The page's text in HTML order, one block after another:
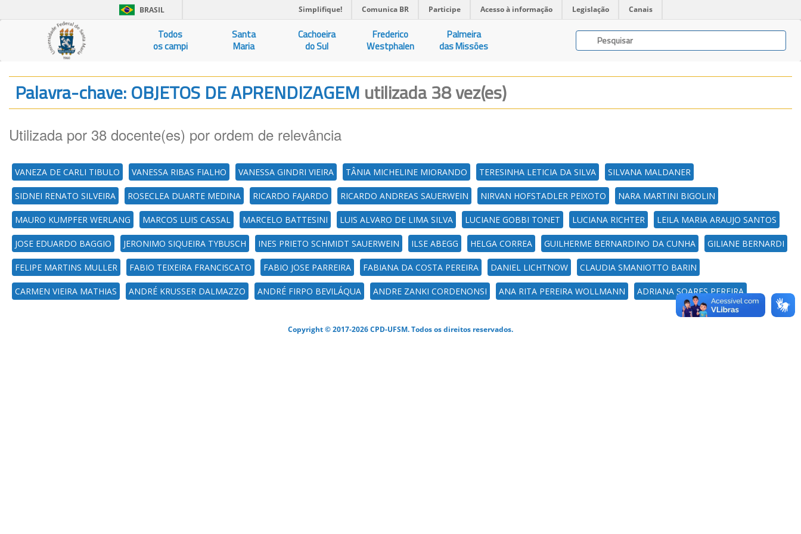
BRASIL Simplifique! Comunica BR Participe Acesso à informação Legislação Canais
Todos
os campi
Santa
Maria
Cachoeira
do Sul
Frederico
Westphalen
Palmeira
das Missões
Palavra-chave: OBJETOS DE APRENDIZAGEM utilizada 38 vez(es)
Utilizada por 38 docente(es) por ordem de relevância
VANEZA DE CARLI TIBULO VANESSA RIBAS FIALHO VANESSA GINDRI VIEIRA TÂNIA MICHELINE MIORANDO TERESINHA LETICIA DA SILVA SILVANA MALDANER
SIDNEI RENATO SILVEIRA ROSECLEA DUARTE MEDINA RICARDO FAJARDO RICARDO ANDREAS SAUERWEIN NIRVAN HOFSTADLER PEIXOTO NARA MARTINI BIGOLIN
MAURO KUMPFER WERLANG MARCOS LUIS CASSAL MARCELO BATTESINI LUIS ALVARO DE LIMA SILVA LUCIANE GOBBI TONET LUCIANA RICHTER LEILA MARIA ARAUJO SANTOS
JOSE EDUARDO BAGGIO JERONIMO SIQUEIRA TYBUSCH INES PRIETO SCHMIDT SAUERWEIN ILSE ABEGG HELGA CORREA GUILHERME BERNARDINO DA CUNHA GILIANE BERNARDI
FELIPE MARTINS MULLER FABIO TEIXEIRA FRANCISCATO FABIO JOSE PARREIRA FABIANA DA COSTA PEREIRA DANIEL LICHTNOW CLAUDIA SMANIOTTO BARIN
CARMEN VIEIRA MATHIAS ANDRÉ KRUSSER DALMAZZO ANDRÉ FIRPO BEVILÁQUA ANDRE ZANKI CORDENONSI ANA RITA PEREIRA WOLLMANN ADRIANA SOARES PEREIRA
Copyright © 2017-2026 CPD-UFSM. Todos os direitos reservados.